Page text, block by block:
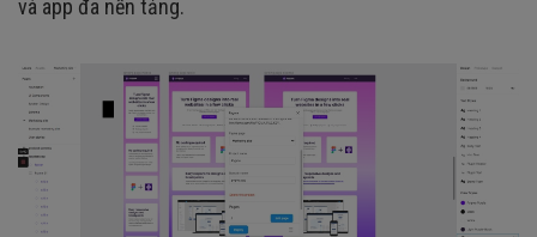
và app đa nền tảng.